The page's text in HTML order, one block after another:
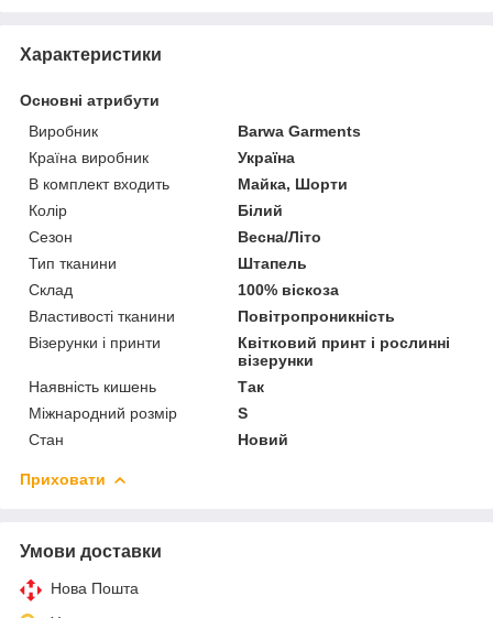
Характеристики
Основні атрибути
Виробник
Barwa Garments
Країна виробник
Україна
В комплект входить
Майка, Шорти
Колір
Білий
Сезон
Весна/Літо
Тип тканини
Штапель
Склад
100% віскоза
Властивості тканини
Повітропроникність
Візерунки і принти
Квітковий принт і рослинні
візерунки
Наявність кишень
Так
Міжнародний розмір
S
Стан
Новий
Приховати
Умови доставки
Нова Пошта